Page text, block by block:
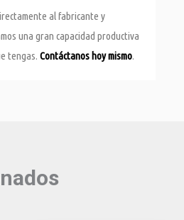
al fabricante y
una gran capacidad productiva
tengas. Contáctanos hoy mismo.